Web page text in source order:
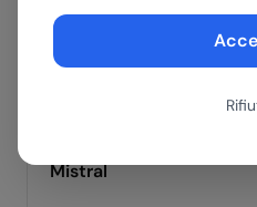
Capacità di un AI Agent di
sessioni diverse,
Mistral